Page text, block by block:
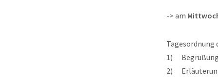
-> am
Tagesordnung
1)
2)